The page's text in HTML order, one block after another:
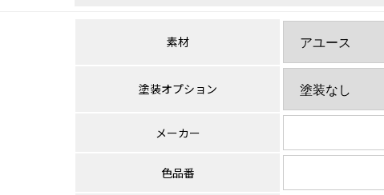
素材
塗装オプション
メーカー
色品番